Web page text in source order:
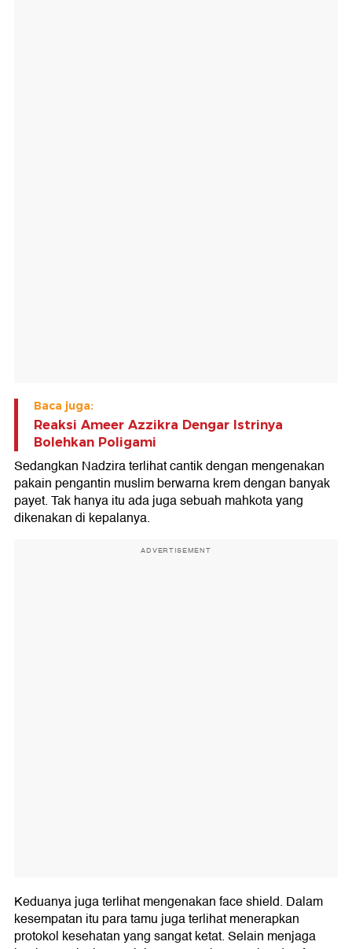
Baca juga:
Reaksi Ameer Azzikra Dengar Istrinya
Bolehkan Poligami
Sedangkan Nadzira terlihat cantik dengan mengenakan
pakain pengantin muslim berwarna krem dengan banyak
payet. Tak hanya itu ada juga sebuah mahkota yang
dikenakan di kepalanya.
ADVERTISEMENT
Keduanya juga terlihat mengenakan face shield. Dalam
kesempatan itu para tamu juga terlihat menerapkan
protokol kesehatan yang sangat ketat. Selain menjaga